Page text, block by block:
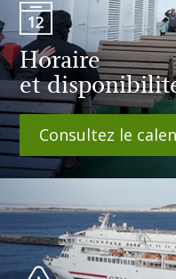
Horaire
et
Consultez le